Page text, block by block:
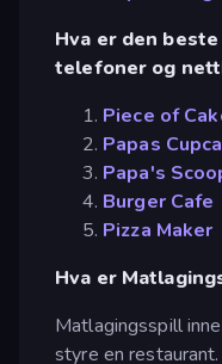
Hva er den
telefoner og
Piece of
Papas
Papa's
Burger Cafe
Pizza Maker
Hva er
Matlagingsspill
styre en